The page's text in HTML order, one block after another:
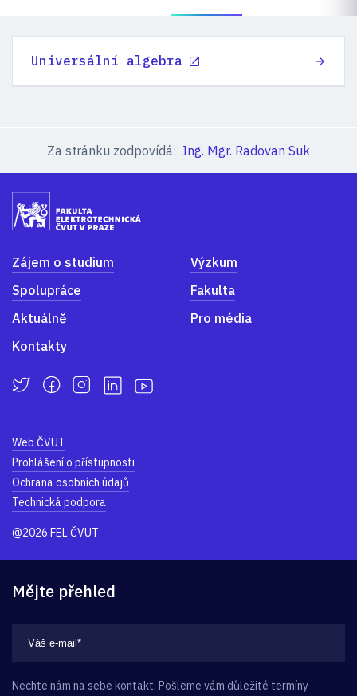
Universální algebra
Za stránku zodpovídá: Ing. Mgr. Radovan Suk
Zájem o studium
Výzkum
Spolupráce
Fakulta
Aktuálně
Pro média
Kontakty
Web ČVUT
Prohlášení o přístupnosti
Ochrana osobních údajů
Technická podpora
@2026 FEL ČVUT
Mějte přehled
Nechte nám na sebe kontakt. Pošleme vám důležité termíny